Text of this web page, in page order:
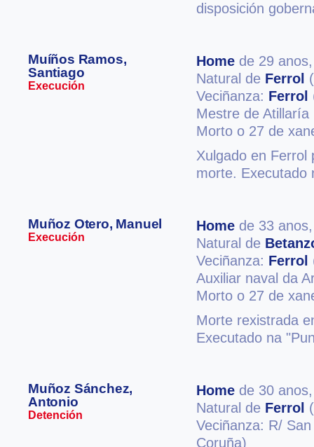
disposición
Muíños Ramos,
Santiago
Execución
Home de 29
Natural de Ferrol
Veciñanza: Ferrol
Mestre de Atillaría
Morto o 27 de
Xulgado en Ferrol
morte. Executado
Muñoz Otero, Manuel
Execución
Home de 33
Natural de
Veciñanza: Ferrol
Auxiliar naval da
Morto o 27 de
Morte rexistrada
Executado na
Muñoz Sánchez,
Antonio
Detención
Home de 30
Natural de Ferrol
Veciñanza: R/
Coruña)